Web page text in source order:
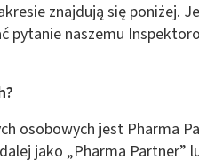
znajdują się poniżej.
pytanie naszemu
osobowych jest Pharma
jako „Pharma